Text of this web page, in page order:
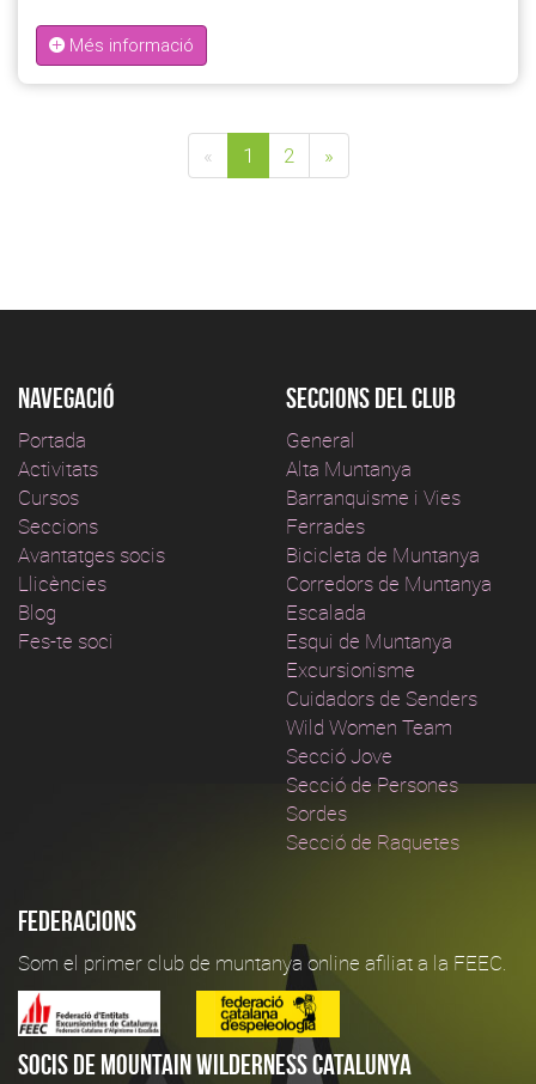
Més informació
« 1 2 »
Navegació
Portada
Activitats
Cursos
Seccions
Avantatges socis
Llicències
Blog
Fes-te soci
Seccions del club
General
Alta Muntanya
Barranquisme i Vies
Ferrades
Bicicleta de Muntanya
Corredors de Muntanya
Escalada
Esqui de Muntanya
Excursionisme
Cuidadors de Senders
Wild Women Team
Secció Jove
Secció de Persones
Sordes
Secció de Raquetes
Federacions
Som el primer club de muntanya online afiliat a la FEEC.
Socis de Mountain Wilderness Catalunya